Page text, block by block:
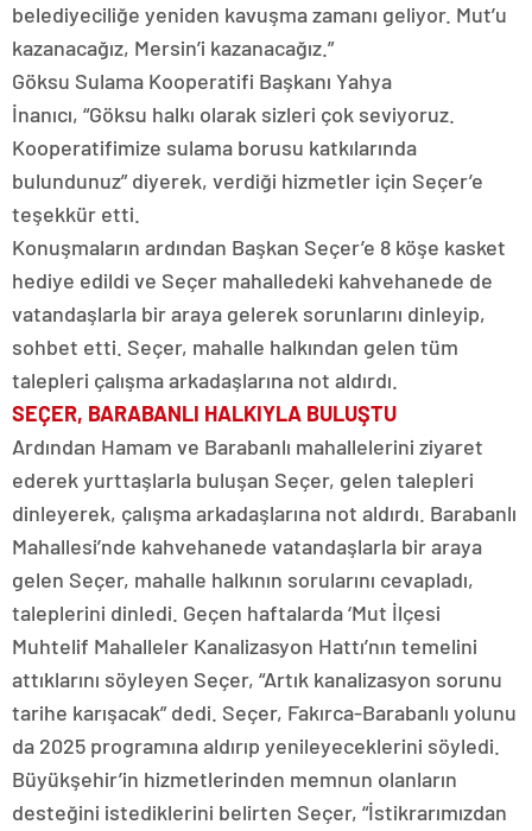
belediyeciliğe yeniden kavuşma zamanı geliyor. Mut’u
kazanacağız, Mersin’i kazanacağız.”
Göksu Sulama Kooperatifi Başkanı Yahya
İnanıcı, “Göksu halkı olarak sizleri çok seviyoruz.
Kooperatifimize sulama borusu katkılarında
bulundunuz” diyerek, verdiği hizmetler için Seçer’e
teşekkür etti.
Konuşmaların ardından Başkan Seçer’e 8 köşe kasket
hediye edildi ve Seçer mahalledeki kahvehanede de
vatandaşlarla bir araya gelerek sorunlarını dinleyip,
sohbet etti. Seçer, mahalle halkından gelen tüm
talepleri çalışma arkadaşlarına not aldırdı.
SEÇER, BARABANLI HALKIYLA BULUŞTU
Ardından Hamam ve Barabanlı mahallelerini ziyaret
ederek yurttaşlarla buluşan Seçer, gelen talepleri
dinleyerek, çalışma arkadaşlarına not aldırdı. Barabanlı
Mahallesi’nde kahvehanede vatandaşlarla bir araya
gelen Seçer, mahalle halkının sorularını cevapladı,
taleplerini dinledi. Geçen haftalarda ‘Mut İlçesi
Muhtelif Mahalleler Kanalizasyon Hattı’nın temelini
attıklarını söyleyen Seçer, “Artık kanalizasyon sorunu
tarihe karışacak” dedi. Seçer, Fakırca-Barabanlı yolunu
da 2025 programına aldırıp yenileyeceklerini söyledi.
Büyükşehir’in hizmetlerinden memnun olanların
desteğini istediklerini belirten Seçer, “İstikrarımızdan